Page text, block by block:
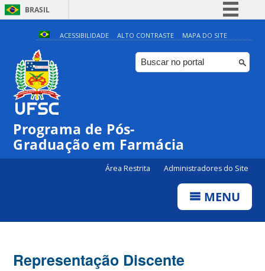
BRASIL
Simplifique!
Comunica BR
Participe
ACESSIBILIDADE ALTO CONTRASTE MAPA DO SITE
Programa de Pós-
Graduação em Farmácia
Área Restrita Administradores do Site
MENU
Representação Discente